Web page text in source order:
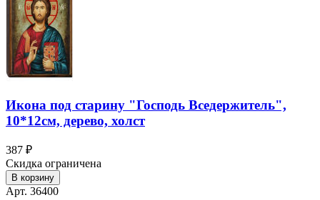
Икона под старину "Господь Вседержитель",
10*12см, дерево, холст
387 ₽
Скидка ограничена
В корзину
Арт. 36400